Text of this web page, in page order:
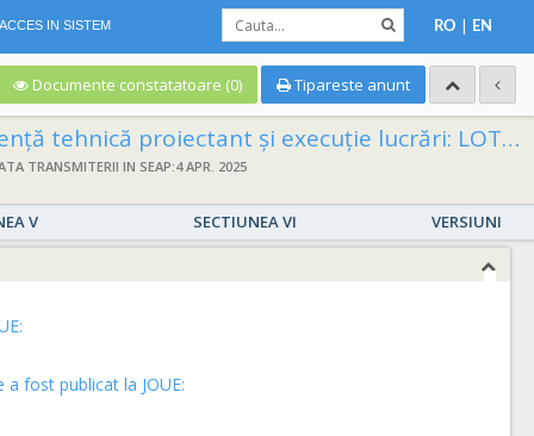
ACCES IN SISTEM RO | EN
Documente constatatoare (0) Tipareste anunt
EPISCOP EFREM BENIAMIN” LOT 3-“MODERNIZARE STRADA EPISCOP PETRU HRISTOFOR” LOT 4-“MODERNIZARE STRADA GHEORGHE CIUHANDRU” LOT 5-“MODERNIZARE STRADA EPISCOP VALERIAN ZAHARIA”
TRANSMITERII IN SEAP:4 APR. 2025
V SECTIUNEA VI
VERSIUNI
fost publicat la JOUE: